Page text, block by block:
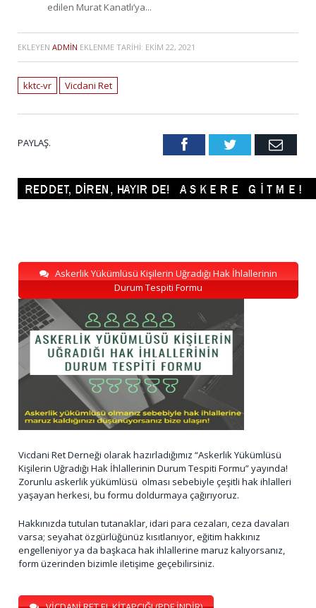
edilen Murat Kanatlı’ya...
EKLEYEN ADMIN EKLENME TARIHI: EKIM 22, 2021
kktc-vr Vicdani Ret
PAYLAŞ. FacebookTwitter Email
Askerlik Yükümlüsü Kişilerin Uğradığı Hak İhlallerinin
Durum Tespiti Formu
Vicdani Ret Derneği olarak hazırladığımız “Askerlik Yükümlüsü
Kişilerin Uğradığı Hak İhlallerinin Durum Tespiti Formu” yayında!
Zorunlu askerlik yükümlüsü olması sebebiyle çeşitli hak ihlalleri
yaşayan herkesi, bu formu doldurmaya çağırıyoruz.
Hakkınızda tutulan tutanaklar, idari para cezaları, ceza davaları
varsa; seyahat özgürlüğünüz kısıtlanıyor, eğitim hakkınız
engelleniyor ya da başkaca hak ihlallerine maruz kalıyorsanız,
form üzerinden bizimle iletişime geçebilirsiniz.